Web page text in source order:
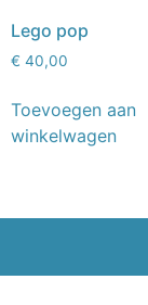
Lego pop
€ 40,00
Toevoegen aan
winkelwagen